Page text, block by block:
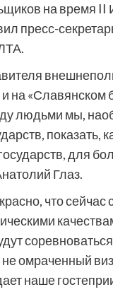
на время II
пресс-
на
людьми мы,
показать,
для
Глаз.
что сейчас
омраченный
наше